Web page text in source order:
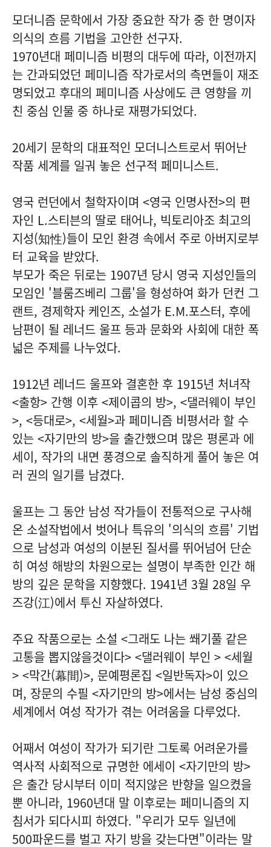
모더니즘 문학에서 가장 중요한 작가 중 한 명이자
의식의 흐름 기법을 고안한 선구자.
1970년대 페미니즘 비평의 대두에 따라, 이전까지
는 간과되었던 페미니즘 작가로서의 측면들이 재조
명되었고 후대의 페미니즘 사상에도 큰 영향을 끼
친 중심 인물 중 하나로 재평가되었다.
20세기 문학의 대표적인 모더니스트로서 뛰어난
작품 세계를 일궈 놓은 선구적 페미니스트.
영국 런던에서 철학자이며 <영국 인명사전>의 편
자인 L.스티븐의 딸로 태어나, 빅토리아조 최고의
지성(知性)들이 모인 환경 속에서 주로 아버지로부
터 교육을 받았다.
부모가 죽은 뒤로는 1907년 당시 영국 지성인들의
모임인 '블룸즈베리 그룹'을 형성하여 화가 던컨 그
랜트, 경제학자 케인즈, 소설가 E.M.포스터, 후에
남편이 될 레너드 울프 등과 문화와 사회에 대한 폭
넓은 주제를 나누었다.
1912년 레너드 울프와 결혼한 후 1915년 처녀작
<출항> 간행 이후 <제이콥의 방>, <댈러웨이 부인
>, <등대로>, <세월>과 페미니즘 비평서라 할 수
있는 <자기만의 방>을 출간했으며 많은 평론과 에
세이, 작가의 내면 풍경으로 솔직하게 풀어 놓은 여
러 권의 일기를 남겼다.
울프는 그 동안 남성 작가들이 전통적으로 구사해
온 소설작법에서 벗어나 특유의 '의식의 흐름' 기법
으로 남성과 여성의 이분된 질서를 뛰어넘어 단순
히 여성 해방의 차원으로는 설명이 부족한 인간 해
방의 깊은 문학을 지향했다. 1941년 3월 28일 우
즈강(江)에서 투신 자살하였다.
주요 작품으로는 소설 <그래도 나는 쐐기풀 같은
고통을 뽑지않을것이다> <댈러웨이 부인 > <세월
> <막간(幕間)>, 문예평론집 <일반독자>이 있으
며, 장문의 수필 <자기만의 방>에서는 남성 중심의
세계에서 여성 작가가 겪는 어려움을 다루었다.
어째서 여성이 작가가 되기란 그토록 어려운가를
역사적 사회적으로 규명한 에세이 <자기만의 방>
은 출간 당시부터 이미 적지않은 반향을 일으켰을
뿐 아니라, 1960년대 말 이후로는 페미니즘의 지
침서가 되다시피 하였다. "우리가 모두 일년에
500파운드를 벌고 자기 방을 갖는다면"이라는 말